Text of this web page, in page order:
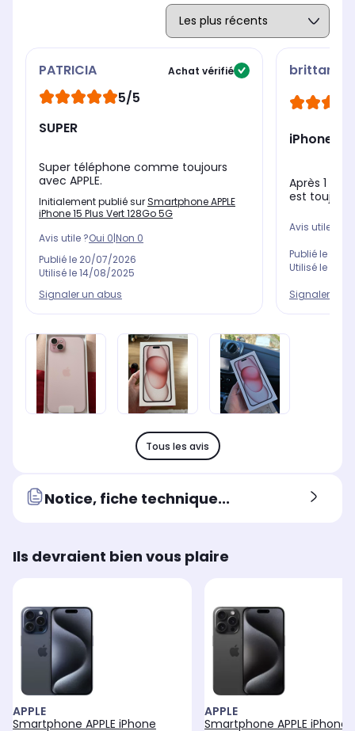
PATRICIA Achat vérifié
5/5
SUPER
Super téléphone comme toujours
avec APPLE.
Initialement publié surSmartphone APPLE
iPhone 15 Plus Vert 128Go 5G
Avis utile ?Oui 0|Non 0
Publié le 20/07/2026
Utilisé le14/08/2025
Signaler un abus
brittany
iPhone 15
Après 1
est
Avis utile ?
Publié le
Utilisé le
Signaler un
Tous les avis
Notice, fiche technique...
Ils devraient bien vous plaire
APPLE
Smartphone APPLE iPhone
APPLE
Smartphone APPLE iPhone